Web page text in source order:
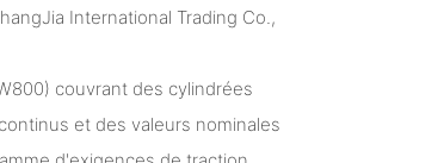
International Trading Co.,
couvrant des cylindrées
et des valeurs nominales